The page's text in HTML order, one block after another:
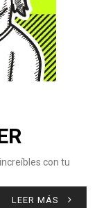
con tu
LEER MÁS